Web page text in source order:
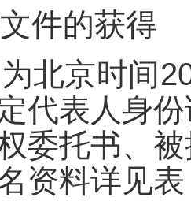
件的获得
北京时间
代表人身
委托书、
资料详见